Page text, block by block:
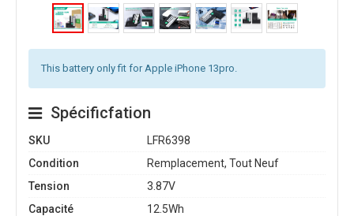
This battery only fit for Apple iPhone 13pro.
Spécificfation
SKU
LFR6398
Condition
Remplacement, Tout Neuf
Tension
3.87V
Capacité
12.5Wh